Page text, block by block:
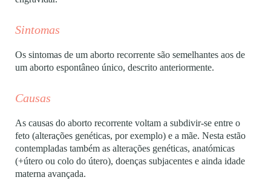
Sintomas
Os sintomas de um aborto recorrente são semelhantes aos de
um aborto espontâneo único, descrito anteriormente.
Causas
As causas do aborto recorrente voltam a subdivir-se entre o
feto (alterações genéticas, por exemplo) e a mãe. Nesta estão
contempladas também as alterações genéticas, anatómicas
(+útero ou colo do útero), doenças subjacentes e ainda idade
materna avançada.